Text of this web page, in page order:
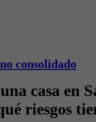
consolidado
casa en
riesgos